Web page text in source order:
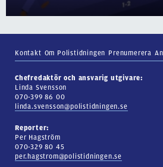
Kontakt Om Polistidningen Prenumerera
Chefredaktör och ansvarig utgivare:
Linda Svensson
070-399 86 00
linda.svensson@polistidningen.se
Reporter:
Per Hagström
070-329 80 45
per.hagstrom@polistidningen.se